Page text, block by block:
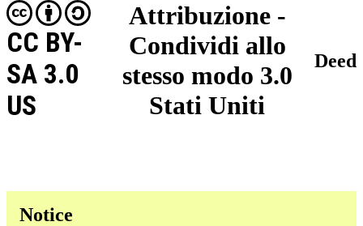
Attribuzione -
Condividi allo
stesso modo 3.0
Stati Uniti
CC BY-
SA 3.0
US
Deed
Notice